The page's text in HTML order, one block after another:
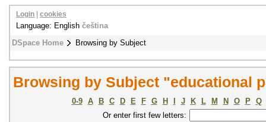
DSpace Home Browsing by Subject
Login cookies
Language: English čeština
Browsing by Subject "educational
0-9 A B C D E F G H J K L M N O P
Q
Or enter first few letters: